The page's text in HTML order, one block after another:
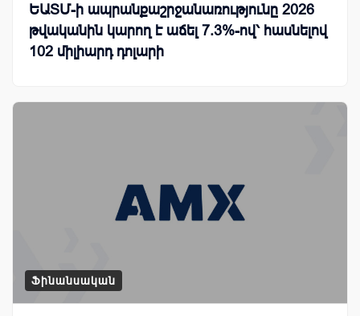
ԵԱՏՄ-ի ապրանքաշրջանառությունը 2026
թվականին կարող է աճել 7.3%-ով՝ հասնելով
102 միլիարդ դոլարի
Ֆինանսական